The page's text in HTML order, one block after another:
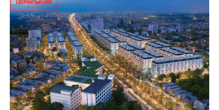
Search
5/5(4 Reviews)
Phiên bản cập nhật V3
& tìm kiếm nhanh chóng hơn
Trang chủ
Dự án